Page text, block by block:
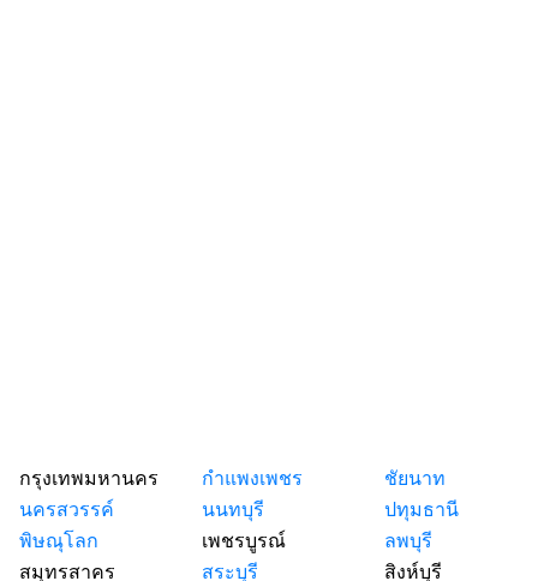
กรุงเทพมหานคร กำแพงเพชร
ชัยนาท
นครสวรรค์
นนทบุรี
ปทุมธานี
พิษณุโลก
เพชรบูรณ์
ลพบุรี
สมุทรสาคร
สระบุรี สิงห์บุรี